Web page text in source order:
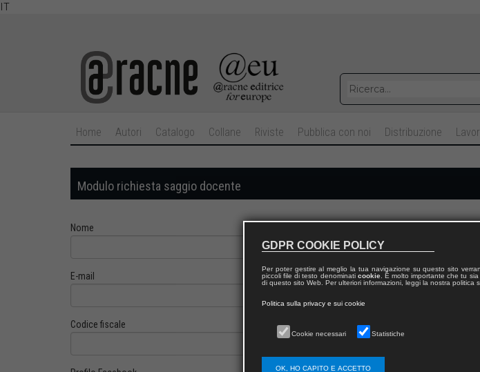
IT
Home Autori Catalogo Collane Riviste Pubblica con noi Distribuzione
Modulo richiesta saggio docente
Nome
E-mail
Codice fiscale
GDPR COOKIE POLICY
Per poter gestire al meglio la tua navigazione su questo sito
piccoli file di testo denominati cookie. È molto importante che tu
di questo sito Web. Per ulteriori informazioni, leggi la nostra politica
Politica sulla privacy e sui cookie
Cookie necessari Statistiche
OK, HO CAPITO E ACCETTO